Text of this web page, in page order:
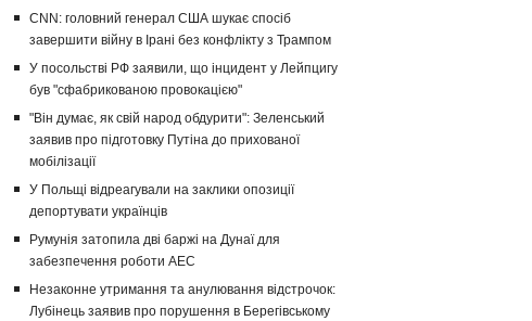
CNN: головний генерал США шукає спосіб
завершити війну в Ірані без конфлікту з Трампом
У посольстві РФ заявили, що інцидент у Лейпцигу
був "сфабрикованою провокацією"
"Він думає, як свій народ обдурити": Зеленський
заявив про підготовку Путіна до прихованої
мобілізації
У Польщі відреагували на заклики опозиції
депортувати українців
Румунія затопила дві баржі на Дунаї для
забезпечення роботи АЕС
Незаконне утримання та анулювання відстрочок:
Лубінець заявив про порушення в Берегівському